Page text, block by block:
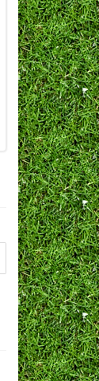
Гелениум
Однолетники
3,60 руб.
Большое
уже не
Жанна